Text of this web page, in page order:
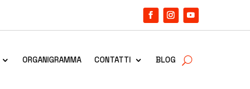
ORGANIGRAMMA CONTATTI BLOG